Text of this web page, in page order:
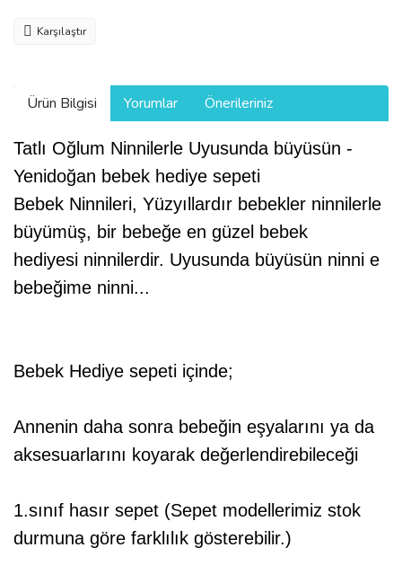
Karşılaştır
Ürün Bilgisi Yorumlar Önerileriniz
Tatlı Oğlum Ninnilerle Uyusunda büyüsün -
Yenidoğan bebek hediye sepeti
Bebek Ninnileri, Yüzyıllardır bebekler ninnilerle
büyümüş, bir bebeğe en güzel bebek
hediyesi ninnilerdir. Uyusunda büyüsün ninni e
bebeğime ninni...
Bebek Hediye sepeti içinde;
Annenin daha sonra bebeğin eşyalarını ya da
aksesuarlarını koyarak değerlendirebileceği
1.sınıf hasır sepet (Sepet modellerimiz stok
durmuna göre farklılık gösterebilir.)